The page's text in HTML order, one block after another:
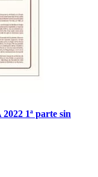
1ª parte sin